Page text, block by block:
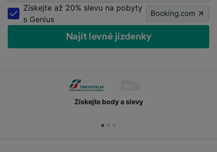
Získejte až 20% slevu na pobyty
s Genius
Booking.com
Najít levné jízdenky
Získejte body a slevy